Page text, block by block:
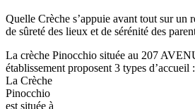
Quelle Crèche s’appuie avant tout sur un
de sûreté des lieux et de sérénité des
La crèche Pinocchio située au 207
établissement proposent 3 types
La Crèche
Pinocchio
est située à